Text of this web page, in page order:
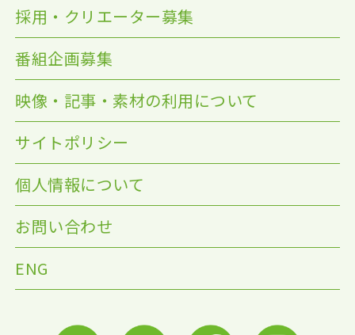
採用・クリエーター募集
番組企画募集
映像・記事・素材の利用について
サイトポリシー
個人情報について
お問い合わせ
ENG